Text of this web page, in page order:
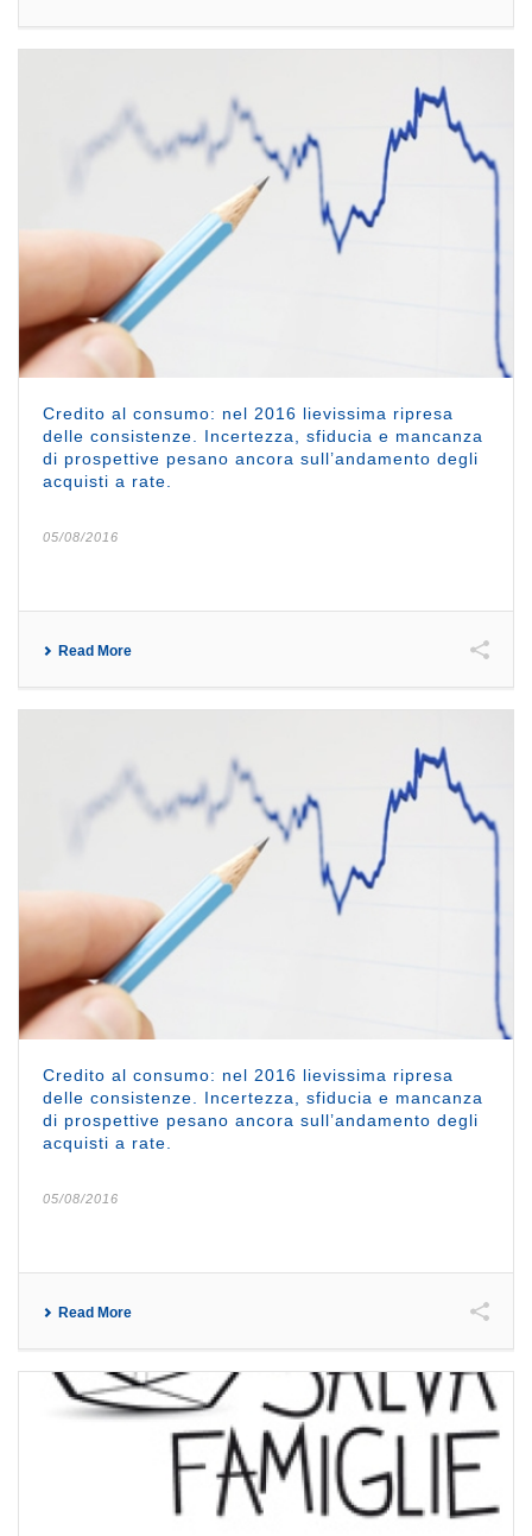
Credito al consumo: nel 2016 lievissima ripresa
delle consistenze. Incertezza, sfiducia e mancanza
di prospettive pesano ancora sull’andamento degli
acquisti a rate.
05/08/2016
Read More
Credito al consumo: nel 2016 lievissima ripresa
delle consistenze. Incertezza, sfiducia e mancanza
di prospettive pesano ancora sull’andamento degli
acquisti a rate.
05/08/2016
Read More